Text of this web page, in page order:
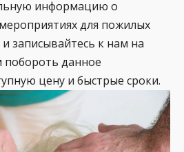
информацию о
для пожилых
записывайтесь к нам на
данное
цену и быстрые сроки.